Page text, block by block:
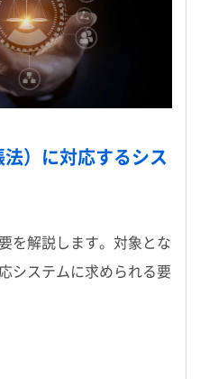
）に対応するシス
を解説します。対象とな
システムに求められる要